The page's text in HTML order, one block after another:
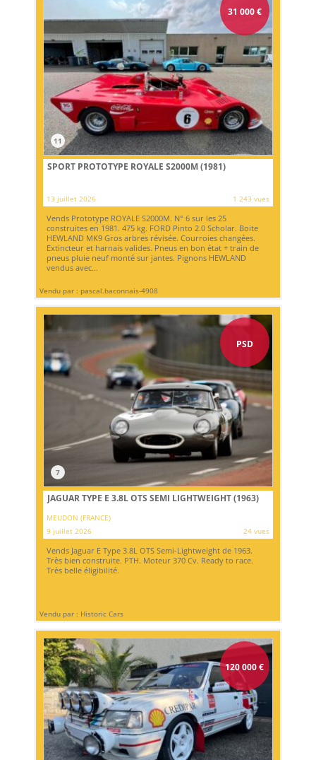
31 000€
11
SPORT PROTOTYPE ROYALE S2000M (1981)
13 juillet 2026 1 243 vues
Vends Prototype ROYALE S2000M. N° 6 sur les 25
construites en 1981. 475 kg. FORD Pinto 2.0 Scholar. Boite
HEWLAND MK9 Gros arbres révisée. Courroies changées.
Extincteur et harnais valides. Pneus en bon état + train de
pneus pluie neuf monté sur jantes. Pignons HEWLAND
vendus avec...
Vendu par : pascal.baconnais-4908
PSD
7
JAGUAR TYPE E 3.8L OTS SEMI LIGHTWEIGHT (1963)
MEUDON (FRANCE)
9 juillet 2026
24 vues
Vends Jaguar E Type 3.8L OTS Semi-Lightweight de 1963.
Très bien construite. PTH. Moteur 370 Cv. Ready to race.
Très belle éligibilité.
Vendu par : Historic Cars
120 000€